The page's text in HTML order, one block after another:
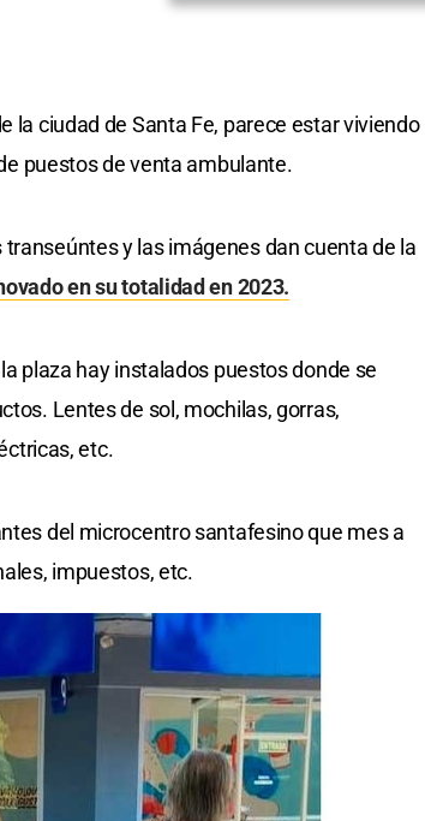
la ciudad de Santa Fe, parece estar viviendo
puestos de venta ambulante.
y las imágenes dan cuenta de la
en su totalidad en 2023.
plaza hay instalados puestos donde se
Lentes de sol, mochilas, gorras,
etc.
del microcentro santafesino que mes a
impuestos, etc.